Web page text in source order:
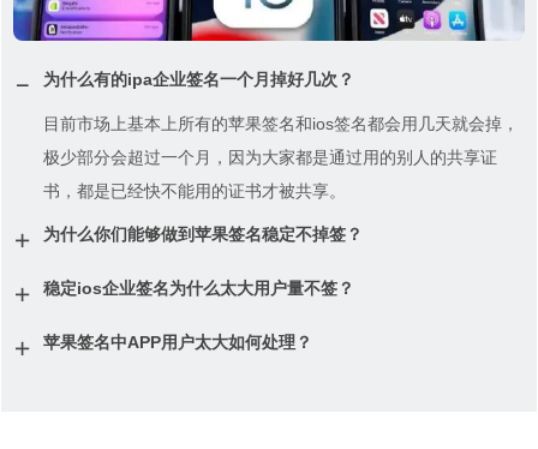
为什么有的ipa企业签名一个月掉好几次？
目前市场上基本上所有的苹果签名和ios签名都会用几天就会掉，
极少部分会超过一个月，因为大家都是通过用的别人的共享证
书，都是已经快不能用的证书才被共享。
为什么你们能够做到苹果签名稳定不掉签？
稳定ios企业签名为什么太大用户量不签？
苹果签名中APP用户太大如何处理？